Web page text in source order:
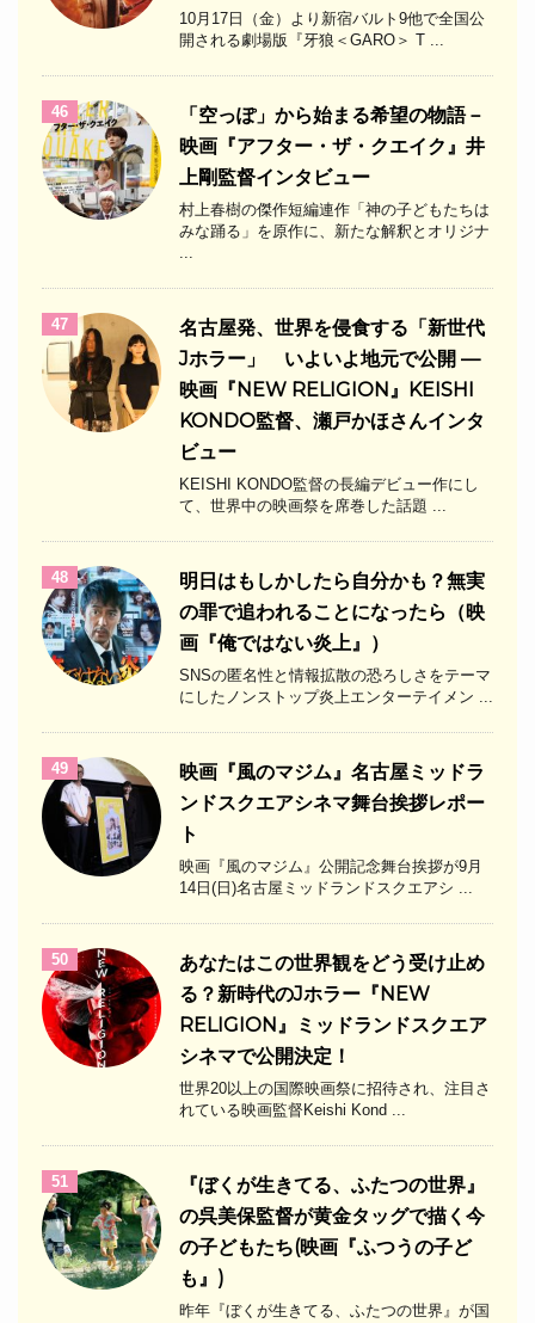
10月17日（金）より新宿バルト9他で全国公
開される劇場版『牙狼＜GARO＞ T ...
46
「空っぽ」から始まる希望の物語－
映画『アフター・ザ・クエイク』井
上剛監督インタビュー
村上春樹の傑作短編連作「神の子どもたちは
みな踊る」を原作に、新たな解釈とオリジナ
...
47
名古屋発、世界を侵食する「新世代
Jホラー」 いよいよ地元で公開 —
映画『NEW RELIGION』KEISHI
KONDO監督、瀬戸かほさんインタ
ビュー
KEISHI KONDO監督の長編デビュー作にし
て、世界中の映画祭を席巻した話題 ...
48
明日はもしかしたら自分かも？無実
の罪で追われることになったら（映
画『俺ではない炎上』）
SNSの匿名性と情報拡散の恐ろしさをテーマ
にしたノンストップ炎上エンターテイメン ...
49
映画『風のマジム』名古屋ミッドラ
ンドスクエアシネマ舞台挨拶レポー
ト
映画『風のマジム』公開記念舞台挨拶が9月
14日(日)名古屋ミッドランドスクエアシ ...
50
あなたはこの世界観をどう受け止め
る？新時代のJホラー『NEW
RELIGION』ミッドランドスクエア
シネマで公開決定！
世界20以上の国際映画祭に招待され、注目さ
れている映画監督Keishi Kond ...
51
『ぼくが生きてる、ふたつの世界』
の呉美保監督が黄金タッグで描く今
の子どもたち(映画『ふつうの子ど
も』)
昨年『ぼくが生きてる、ふたつの世界』が国